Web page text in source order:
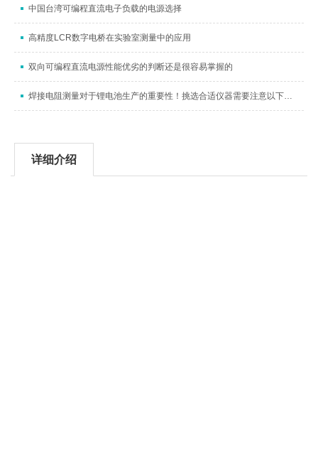
中国台湾可编程直流电子负载的电源选择
高精度LCR数字电桥在实验室测量中的应用
双向可编程直流电源性能优劣的判断还是很容易掌握的
焊接电阻测量对于锂电池生产的重要性！挑选合适仪器需要注意以下几点
详细介绍